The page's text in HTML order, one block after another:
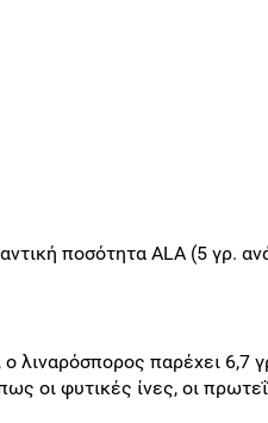
ποσότητα ALA (5 γρ.
λιναρόσπορος παρέχει 6,7
οι φυτικές ίνες, οι